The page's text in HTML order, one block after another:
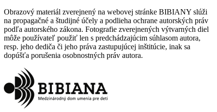
Obrazový materiál zverejnený na webovej stránke BIBIANY slúži
na propagačné a študijné účely a podlieha ochrane autorských práv
podľa autorského zákona. Fotografie zverejnených výtvarných diel
môže používateľ použiť len s predchádzajúcim súhlasom autora,
resp. jeho dediča či jeho práva zastupujúcej inštitúcie, inak sa
dopúšťa porušenia osobnostných práv autora.